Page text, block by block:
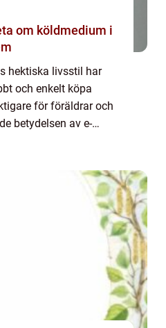
om köldmedium i
hektiska livsstil har
och enkelt köpa
för föräldrar och
betydelsen av e-